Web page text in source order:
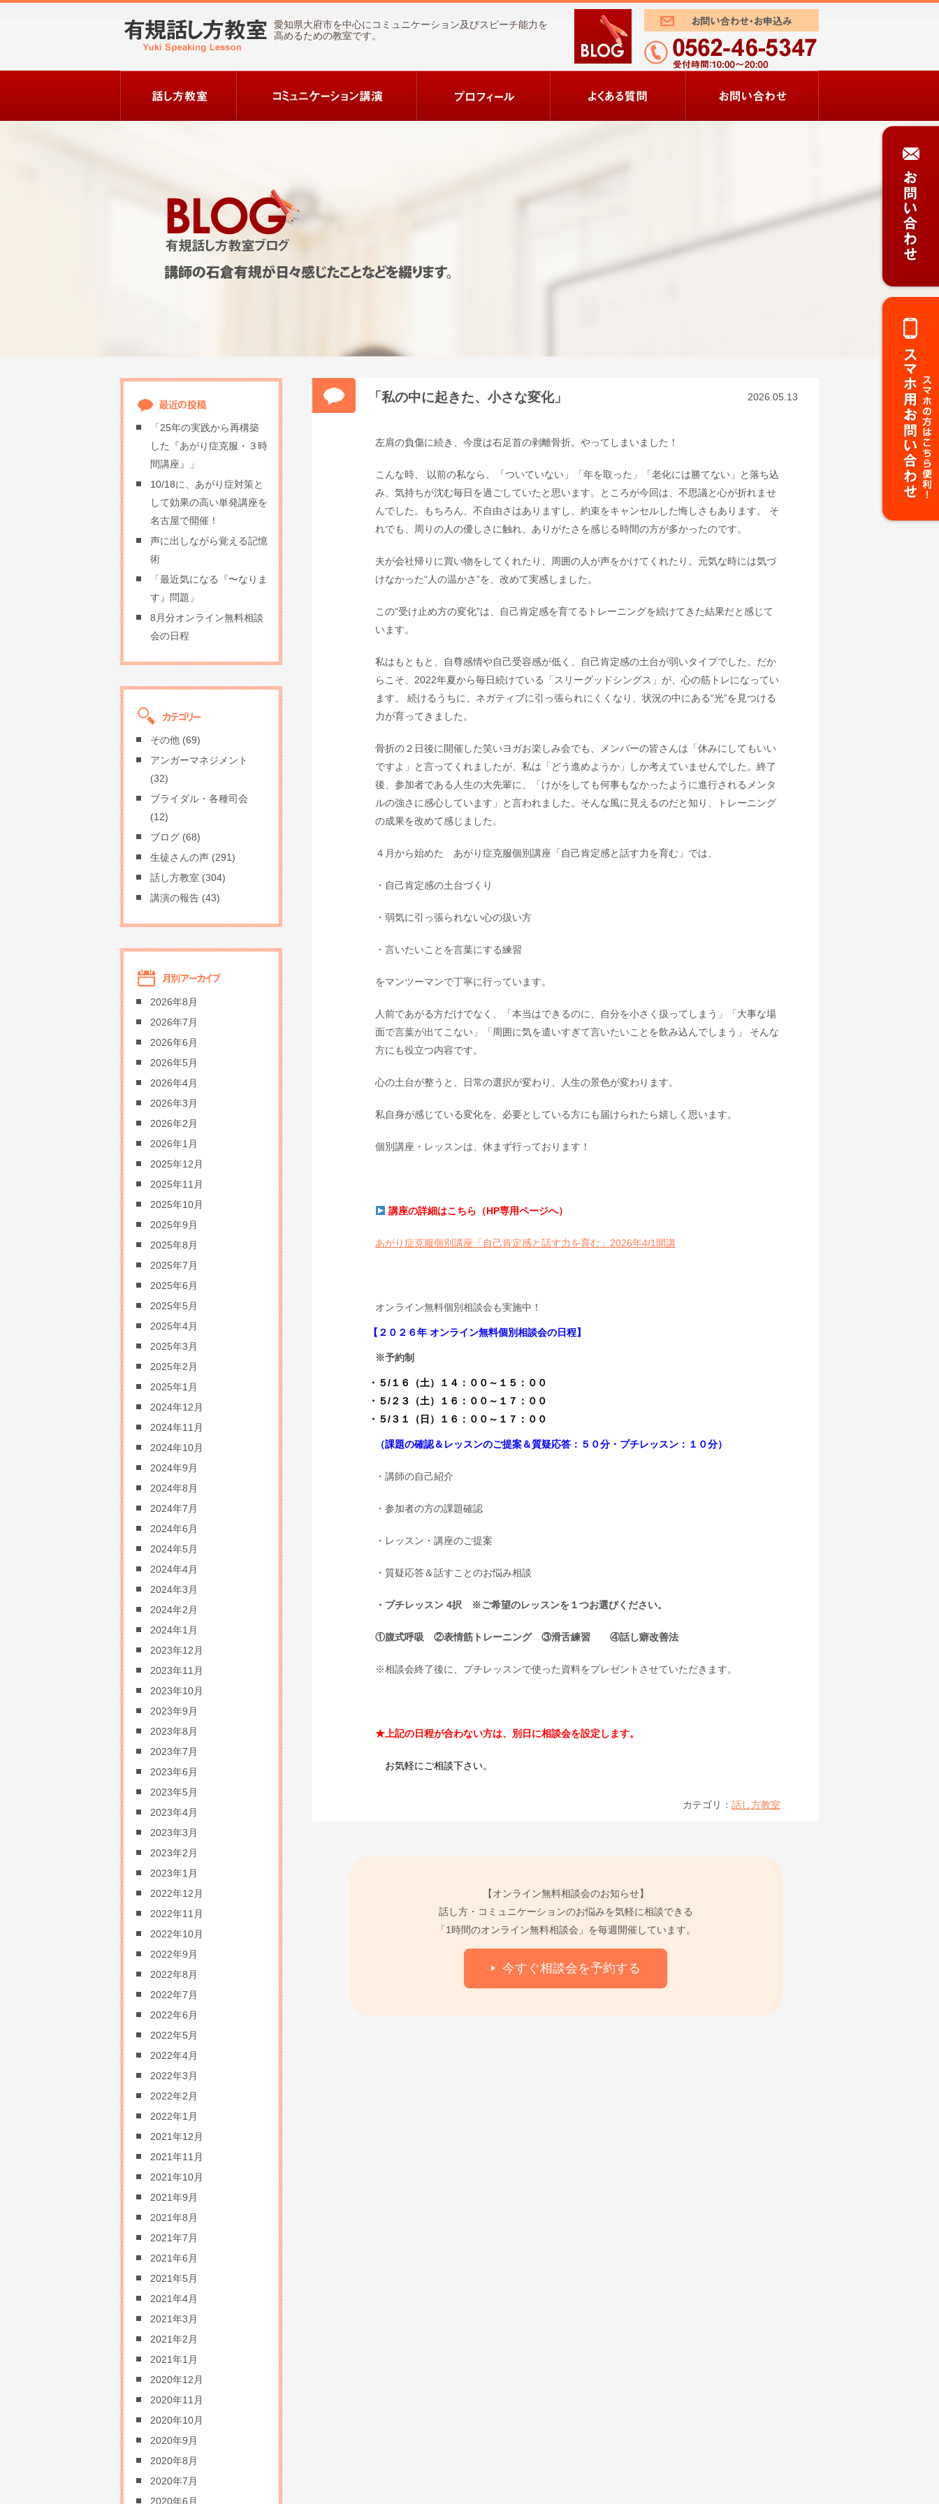
愛知県大府市を中心にコミュニケーション及びスピーチ能力を
高めるための教室です。
「私の中に起きた、小さな変化」 2026.05.13
左肩の負傷に続き、今度は右足首の剥離骨折。やってしまいました！
こんな時、 以前の私なら、「ついていない」「年を取った」「老化には勝てない」と落ち込
み、気持ちが沈む毎日を過ごしていたと思います。ところが今回は、不思議と心が折れませ
んでした。もちろん、不自由さはありますし、約束をキャンセルした悔しさもあります。 そ
れでも、周りの人の優しさに触れ、ありがたさを感じる時間の方が多かったのです。
夫が会社帰りに買い物をしてくれたり、周囲の人が声をかけてくれたり。元気な時には気づ
けなかった“人の温かさ”を、改めて実感しました。
この“受け止め方の変化”は、自己肯定感を育てるトレーニングを続けてきた結果だと感じて
います。
私はもともと、自尊感情や自己受容感が低く、自己肯定感の土台が弱いタイプでした。だか
らこそ、2022年夏から毎日続けている「スリーグッドシングス」が、心の筋トレになってい
ます。 続けるうちに、ネガティブに引っ張られにくくなり、状況の中にある“光”を見つける
力が育ってきました。
骨折の２日後に開催した笑いヨガお楽しみ会でも、メンバーの皆さんは「休みにしてもいい
ですよ」と言ってくれましたが、私は「どう進めようか」しか考えていませんでした。終了
後、参加者である人生の大先輩に、「けがをしても何事もなかったように進行されるメンタ
ルの強さに感心しています」と言われました。そんな風に見えるのだと知り、トレーニング
の成果を改めて感じました。
４月から始めた あがり症克服個別講座「自己肯定感と話す力を育む」では、
・自己肯定感の土台づくり
・弱気に引っ張られない心の扱い方
・言いたいことを言葉にする練習
をマンツーマンで丁寧に行っています。
人前であがる方だけでなく、「本当はできるのに、自分を小さく扱ってしまう」「大事な場
面で言葉が出てこない」「周囲に気を遣いすぎて言いたいことを飲み込んでしまう」 そんな
方にも役立つ内容です。
心の土台が整うと、日常の選択が変わり、人生の景色が変わります。
私自身が感じている変化を、必要としている方にも届けられたら嬉しく思います。
個別講座・レッスンは、休まず行っております！
講座の詳細はこちら（HP専用ページへ）
あがり症克服個別講座「自己肯定感と話す力を育む」2026年4/1開講
オンライン無料個別相談会も実施中！
【２０２６年 オンライン無料個別相談会の日程】
※予約制
・５/１６（土）１４：００～１５： ００
・５/２３（土）１６：００～１７：００
・５/３１（日）１６：００～１７：００
（課題の確認＆レッスンのご提案＆質疑応答：５０分・プチレッスン：１０分）
・講師の自己紹介
・参加者の方の課題確認
・レッスン・講座のご提案
・質疑応答＆話すことのお悩み相談
・プチレッスン 4択 ※ご希望のレッスンを１つお選びください。
①腹式呼吸 ②表情筋トレーニング ③滑舌練習 ④話し癖改善法
※相談会終了後に、プチレッスンで使った資料をプレゼントさせていただきます。
★上記の日程が合わない方は、別日に相談会を設定します。
お気軽にご相談下さい。
カテゴリ： 話し方教室
【オンライン無料相談会のお知らせ】
話し方・コミュニケーションのお悩みを気軽に相談できる
「1時間のオンライン無料相談会」を毎週開催しています。
今すぐ相談会を予約する
「25年の実践から再構築
した『あがり症克服・３時
間講座』」
10/18に、あがり症対策と
して効果の高い単発講座を
名古屋で開催！
声に出しながら覚える記憶
術
「最近気になる『〜なりま
す』問題」
8月分オンライン無料相談
会の日程
その他 (69)
アンガーマネジメント
(32)
ブライダル・各種司会
(12)
ブログ (68)
生徒さんの声 (291)
話し方教室 (304)
講演の報告 (43)
2026年8月
2026年7月
2026年6月
2026年5月
2026年4月
2026年3月
2026年2月
2026年1月
2025年12月
2025年11月
2025年10月
2025年9月
2025年8月
2025年7月
2025年6月
2025年5月
2025年4月
2025年3月
2025年2月
2025年1月
2024年12月
2024年11月
2024年10月
2024年9月
2024年8月
2024年7月
2024年6月
2024年5月
2024年4月
2024年3月
2024年2月
2024年1月
2023年12月
2023年11月
2023年10月
2023年9月
2023年8月
2023年7月
2023年6月
2023年5月
2023年4月
2023年3月
2023年2月
2023年1月
2022年12月
2022年11月
2022年10月
2022年9月
2022年8月
2022年7月
2022年6月
2022年5月
2022年4月
2022年3月
2022年2月
2022年1月
2021年12月
2021年11月
2021年10月
2021年9月
2021年8月
2021年7月
2021年6月
2021年5月
2021年4月
2021年3月
2021年2月
2021年1月
2020年12月
2020年11月
2020年10月
2020年9月
2020年8月
2020年7月
2020年6月